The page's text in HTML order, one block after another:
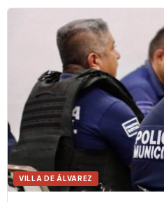
VILLA DE ÁLVAREZ